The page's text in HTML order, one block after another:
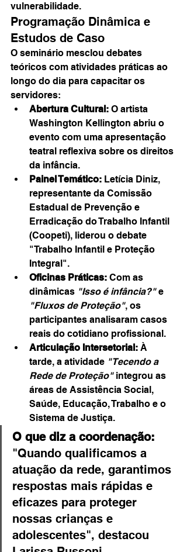
vulnerabilidade.
Programação Dinâmica e
Estudos de Caso
O seminário mesclou debates
teóricos com atividades práticas ao
longo do dia para capacitar os
servidores:
Abertura Cultural: O artista
Washington Kellington abriu o
evento com uma apresentação
teatral reflexiva sobre os direitos
da infância.
Painel Temático: Letícia Diniz,
representante da Comissão
Estadual de Prevenção e
Erradicação do Trabalho Infantil
(Coopeti), liderou o debate
"Trabalho Infantil e Proteção
Integral".
Oficinas Práticas: Com as
dinâmicas "Isso é infância?" e
"Fluxos de Proteção", os
participantes analisaram casos
reais do cotidiano profissional.
Articulação Intersetorial: À
tarde, a atividade "Tecendo a
Rede de Proteção" integrou as
áreas de Assistência Social,
Saúde, Educação, Trabalho e o
Sistema de Justiça.
O que diz a coordenação:
"Quando qualificamos a
atuação da rede, garantimos
respostas mais rápidas e
eficazes para proteger
nossas crianças e
adolescentes", destacou